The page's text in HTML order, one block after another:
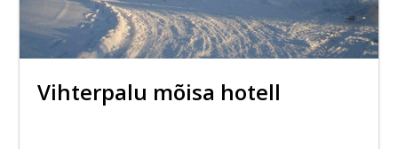
Vihterpalu mõisa hotell